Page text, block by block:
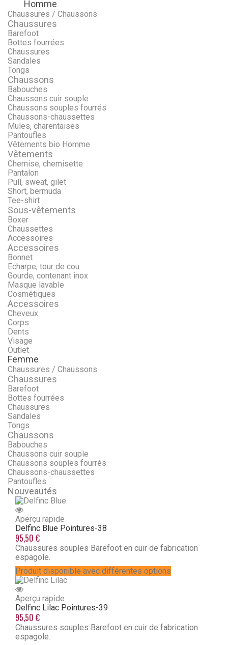
Homme
Chaussures / Chaussons
Chaussures
Barefoot
Bottes fourrées
Chaussures
Sandales
Tongs
Chaussons
Babouches
Chaussons cuir souple
Chaussons souples fourrés
Chaussons-chaussettes
Mules, charentaises
Pantoufles
Vêtements bio Homme
Vêtements
Chemise, chemisette
Pantalon
Pull, sweat, gilet
Short, bermuda
Tee-shirt
Sous-vêtements
Boxer
Chaussettes
Accessoires
Accessoires
Bonnet
Echarpe, tour de cou
Gourde, contenant inox
Masque lavable
Cosmétiques
Accessoires
Cheveux
Corps
Dents
Visage
Outlet
Femme
Chaussures / Chaussons
Chaussures
Barefoot
Bottes fourrées
Chaussures
Sandales
Tongs
Chaussons
Babouches
Chaussons cuir souple
Chaussons souples fourrés
Chaussons-chaussettes
Pantoufles
Nouveautés
Aperçu rapide
Delfinc Blue Pointures-38
95,50 €
Chaussures souples Barefoot en cuir de fabrication
espagole.
Produit disponible avec différentes options
Aperçu rapide
Delfinc Lilac Pointures-39
95,50 €
Chaussures souples Barefoot en cuir de fabrication
espagole.